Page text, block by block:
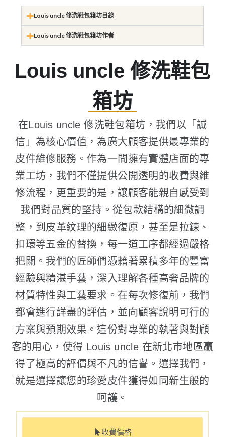
Louis uncle 修洗鞋包箱坊目錄
Louis uncle 修洗鞋包箱坊作者
Louis uncle 修洗鞋包
箱坊
在Louis uncle 修洗鞋包箱坊，我們以「誠
信」為核心價值，為廣大顧客提供最專業的
皮件維修服務。作為一間擁有實體店面的專
業工坊，我們不僅提供公開透明的收費與維
修流程，更重要的是，讓顧客能親自感受到
我們對品質的堅持。從包款結構的細微調
整，到皮革紋理的細緻復原，甚至是拉鍊、
扣環等五金的替換，每一道工序都經過嚴格
把關。我們的匠師們憑藉著累積多年的豐富
經驗與精湛手藝，深入理解各種高奢品牌的
材質特性與工藝要求。在每次修復前，我們
都會進行詳盡的評估，並向顧客說明可行的
方案與預期效果。這份對專業的執著與對顧
客的用心，使得 Louis uncle 在新北市地區贏
得了極高的評價與不凡的信譽。選擇我們，
就是選擇讓您的珍愛皮件獲得如同新生般的
呵護。
收費價格